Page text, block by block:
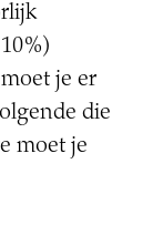
je er
die
moet je